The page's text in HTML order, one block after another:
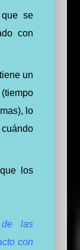
se
con
un
lo
los
las
con